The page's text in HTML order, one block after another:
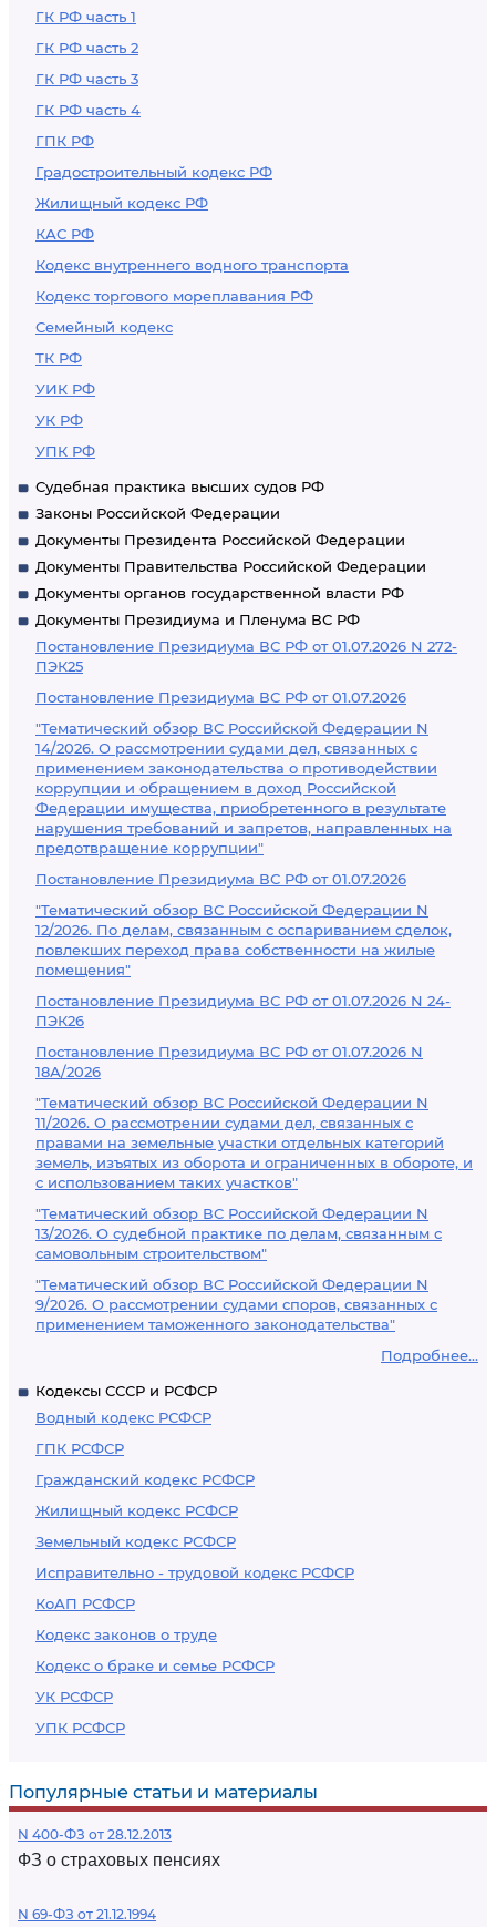
ГК РФ часть 1
ГК РФ часть 2
ГК РФ часть 3
ГК РФ часть 4
ГПК РФ
Градостроительный кодекс РФ
Жилищный кодекс РФ
КАС РФ
Кодекс внутреннего водного транспорта
Кодекс торгового мореплавания РФ
Семейный кодекс
ТК РФ
УИК РФ
УК РФ
УПК РФ
Судебная практика высших судов РФ
Законы Российской Федерации
Документы Президента Российской Федерации
Документы Правительства Российской Федерации
Документы органов государственной власти РФ
Документы Президиума и Пленума ВС РФ
Постановление Президиума ВС РФ от 01.07.2026 N 272-
ПЭК25
Постановление Президиума ВС РФ от 01.07.2026
"Тематический обзор ВС Российской Федерации N
14/2026. О рассмотрении судами дел, связанных с
применением законодательства о противодействии
коррупции и обращением в доход Российской
Федерации имущества, приобретенного в результате
нарушения требований и запретов, направленных на
предотвращение коррупции"
Постановление Президиума ВС РФ от 01.07.2026
"Тематический обзор ВС Российской Федерации N
12/2026. По делам, связанным с оспариванием сделок,
повлекших переход права собственности на жилые
помещения"
Постановление Президиума ВС РФ от 01.07.2026 N 24-
ПЭК26
Постановление Президиума ВС РФ от 01.07.2026 N
18А/2026
"Тематический обзор ВС Российской Федерации N
11/2026. О рассмотрении судами дел, связанных с
правами на земельные участки отдельных категорий
земель, изъятых из оборота и ограниченных в обороте, и
с использованием таких участков"
"Тематический обзор ВС Российской Федерации N
13/2026. О судебной практике по делам, связанным с
самовольным строительством"
"Тематический обзор ВС Российской Федерации N
9/2026. О рассмотрении судами споров, связанных с
применением таможенного законодательства"
Подробнее...
Кодексы СССР и РСФСР
Водный кодекс РСФСР
ГПК РСФСР
Гражданский кодекс РСФСР
Жилищный кодекс РСФСР
Земельный кодекс РСФСР
Исправительно - трудовой кодекс РСФСР
КоАП РСФСР
Кодекс законов о труде
Кодекс о браке и семье РСФСР
УК РСФСР
УПК РСФСР
Популярные статьи и материалы
N 400-ФЗ от 28.12.2013
ФЗ о страховых пенсиях
N 69-ФЗ от 21.12.1994